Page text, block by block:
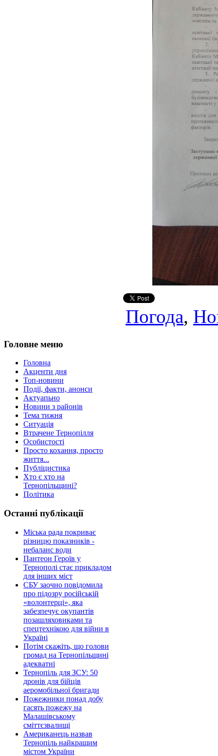
Погода,
Головне меню
Головна
Акценти дня
Топ-новини
Події, факти, анонси
Актуапьно
Новини з районів
Тема тижня
Ситуація
Втрачене Тернопілля
Особистості
Просто кохання, просто
життя...
Публіцистика
Хто є хто на
Тернопільщині?
Політика
Останні публікації
Міська рада покриває
різницю показників -
небаланс води
Пантеон Героїв у
Тернополі стає прикладом
для інших міст
СБУ заочно повідомила
про підозру російській
«волонтерці», яка
забезпечує окупантів
позашляховиками та
спецтехнікою для війни в
Україні
Потім скажіть, що голови
громад на Тернопільщині
адекватні
Тернопіль для ЗСУ: 50
дронів для бійців
аеромобільної бригади
Пожежники понад добу
гасять пожежу на
Малашівському
сміттєзвалищі
Американець назвав
Тернопіль найкращим
містом України